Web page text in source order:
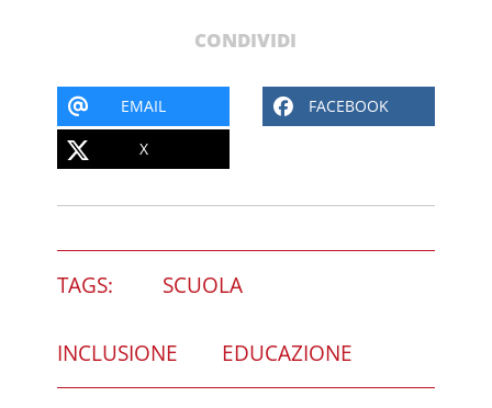
CONDIVIDI
EMAIL FACEBOOK
X
TAGS: SCUOLA
INCLUSIONE EDUCAZIONE